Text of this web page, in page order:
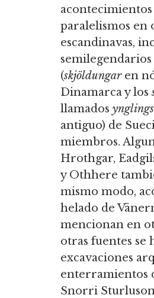
paralelismos en
escandinavas,
(skjöldungar en
Dinamarca y los
llamados ynglings
antiguo) de
miembros.
Hrothgar,
y Othhere
mismo modo,
helado de
mencionan en
otras fuentes se
excavaciones
enterramientos
Snorri Sturluson